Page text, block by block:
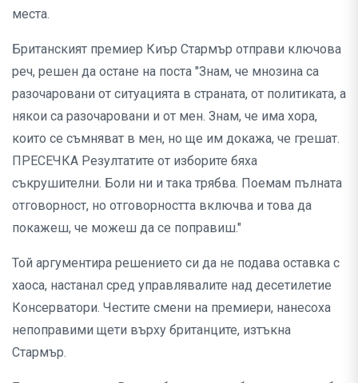
места.
Британският премиер Киър Стармър отправи ключова
реч, решен да остане на поста "Знам, че мнозина са
разочаровани от ситуацията в страната, от политиката, а
някои са разочаровани и от мен. Знам, че има хора,
които се съмняват в мен, но ще им докажа, че грешат.
ПРЕСЕЧКА Резултатите от изборите бяха
съкрушителни. Боли ни и така трябва. Поемам пълната
отговорност, но отговорността включва и това да
покажеш, че можеш да се поправиш."
Той аргументира решението си да не подава оставка с
хаоса, настанал сред управлявалите над десетилетие
Консерватори. Честите смени на премиери, нанесоха
непоправими щети върху британците, изтъкна
Стармър.